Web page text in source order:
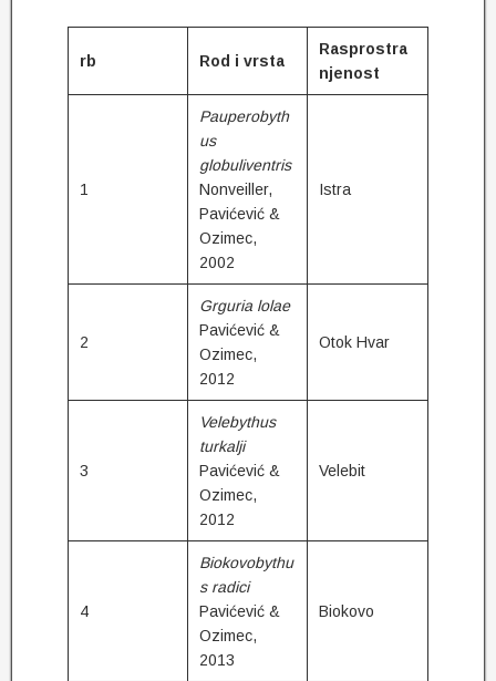
rb Rod i vrsta
Rasprostra
njenost
1
Pauperobyth
us
globuliventris
Nonveiller,
Pavićević &
Ozimec,
2002
Istra
2
Grguria lolae
Pavićević &
Ozimec,
2012
Otok Hvar
3
Velebythus
turkalji
Pavićević &
Ozimec,
2012
Velebit
4
Biokovobythu
s radici
Pavićević &
Ozimec,
2013
Biokovo